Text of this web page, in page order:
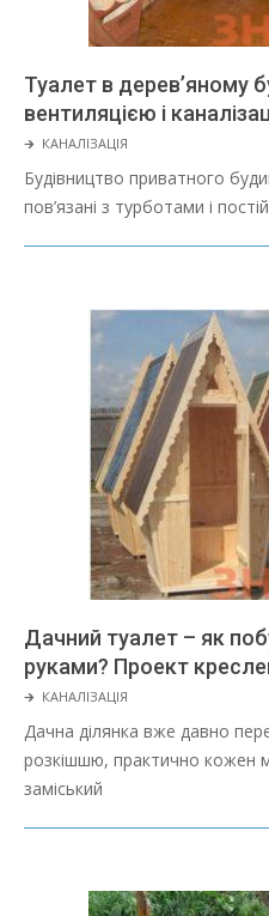
Туалет в дерев’яному
вентиляцією і
2022-
03-
08
🡲 КАНАЛІЗАЦІЯ
Будівництво приватного
пов’язані з турботами і
Дачний туалет – як
руками? Проект
2022-
03-
08
🡲 КАНАЛІЗАЦІЯ
Дачна ділянка вже давно
розкішшю, практично кожен
заміський